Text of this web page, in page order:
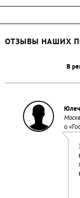
ОТЗЫВЫ НАШИХ
В
о «